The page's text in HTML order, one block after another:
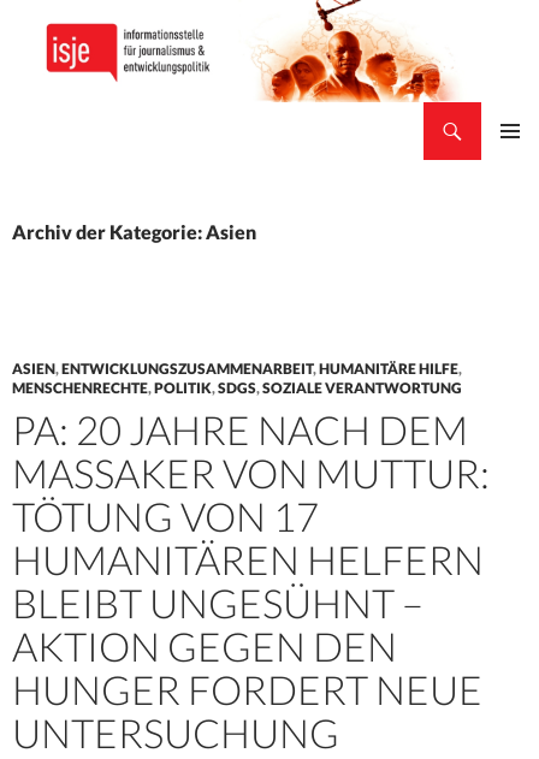
Archiv der Kategorie: Asien
ASIEN,ENTWICKLUNGSZUSAMMENARBEIT,HUMANITÄRE HILFE,
MENSCHENRECHTE,POLITIK,SDGS,SOZIALE VERANTWORTUNG
PA: 20 JAHRE NACH DEM
MASSAKER VON MUTTUR:
TÖTUNG VON 17
HUMANITÄREN HELFERN
BLEIBT UNGESÜHNT –
AKTION GEGEN DEN
HUNGER FORDERT NEUE
UNTERSUCHUNG